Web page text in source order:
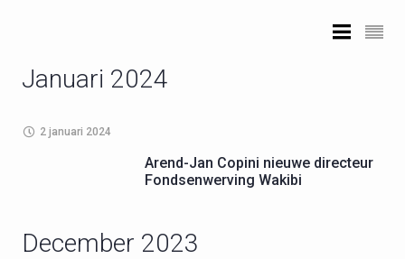
Januari 2024
2 januari 2024
Arend-Jan Copini nieuwe directeur
Fondsenwerving Wakibi
December 2023